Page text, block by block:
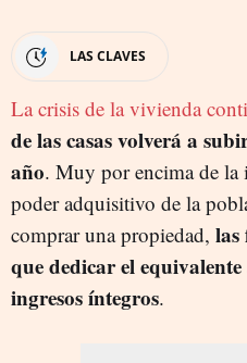
LAS CLAVES
La crisis de la vivienda
de las casas volverá a
año. Muy por encima de
poder adquisitivo de la
comprar una propiedad, las
que dedicar el equivalente
ingresos íntegros.